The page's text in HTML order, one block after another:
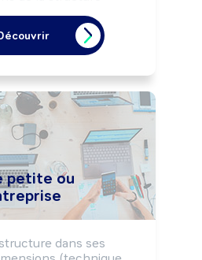
de l'information.
d'information de
structure.
petite ou
dans ses